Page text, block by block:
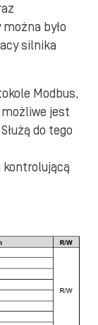
było
silnika
Modbus,
jest
do tego